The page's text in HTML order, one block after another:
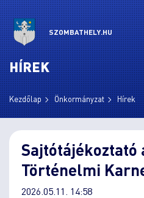
SZOMBATHELY.HU
HÍREK
Kezdőlap Önkormányzat Hírek
Sajtótájékoztató
Történelmi
2026.05.11. 14:58